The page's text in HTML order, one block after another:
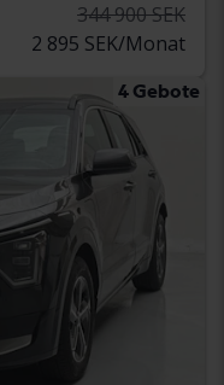
344 900 SEK
2 895 SEK/Monat
4 Gebote